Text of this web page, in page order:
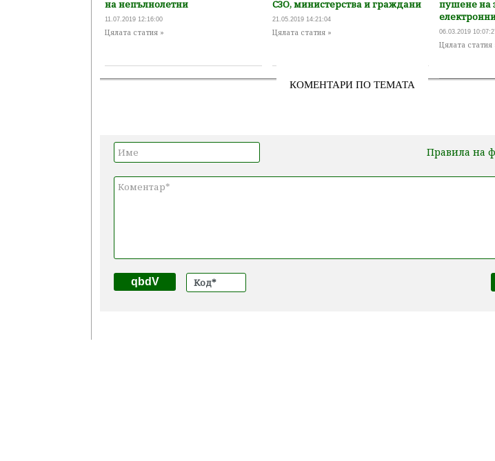
на непълнолетни
11.07.2019 12:16:00
Цялата статия »
СЗО, министерства и граждани
21.05.2019 14:21:04
Цялата статия »
пушене на
06.03.2019
Цялата статия
КОМЕНТАРИ ПО ТЕМАТА
Правила на
qbdV